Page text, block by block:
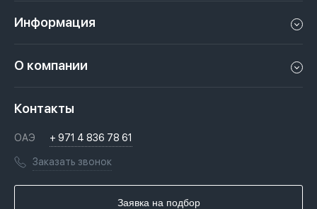
Апартаменты в Дубае
Пентхаус в Дубае
Сдать недвижимость в Дубае, ОАЭ
Недвижимость за криптовалюту в Дубае
Переезд в Дубай, ОАЭ
Гражданство ОАЭ
Информация
Законы
Вопросы и ответы
Книги
Инфографика
О компании
Лицензии
Агентство недвижимости
Контакты
ОАЭ + 971 4 836 78 61
Заказать звонок
Заявка на подбор